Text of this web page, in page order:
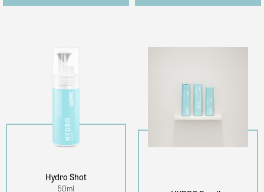
Hydro Shot
50ml